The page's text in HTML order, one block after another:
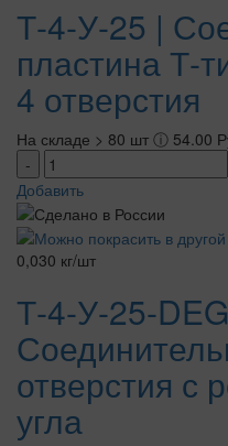
Т-4-У-25 |
пластина Т-
4 отверстия
На складе > 80 шт ⓘ 54.00
-
Добавить
0,030 кг/шт
Т-4-У-25-
отверстия с
угла